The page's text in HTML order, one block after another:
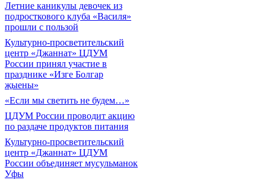
Летние каникулы девочек из
подросткового клуба «Василя»
прошли с пользой
Культурно-просветительский
центр «Джаннат» ЦДУМ
России принял участие в
празднике «Изге Болгар
җыены»
«Если мы светить не будем…»
ЦДУМ России проводит акцию
по раздаче продуктов питания
Культурно-просветительский
центр «Джаннат» ЦДУМ
России объединяет мусульманок
Уфы